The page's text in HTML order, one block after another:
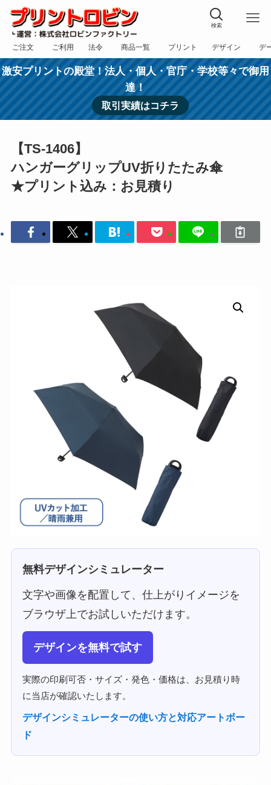
検索
ご注文
フォーム
ご利用
規約
法令
表記
商品一覧
カテゴリー
プリント
方法
デザイン
依頼
デ
入
激安プリントの殿堂！法人・個人・官庁・学校等々で御用
達！
取引実績はコチラ
【TS-1406】
ハンガーグリップUV折りたたみ傘
★プリント込み：お見積り
無料デザインシミュレーター
文字や画像を配置して、仕上がりイメージを
ブラウザ上でお試しいただけます。
デザインを無料で試す
実際の印刷可否・サイズ・発色・価格は、お見積り時
に当店が確認いたします。
デザインシミュレーターの使い方と対応アートボー
ド